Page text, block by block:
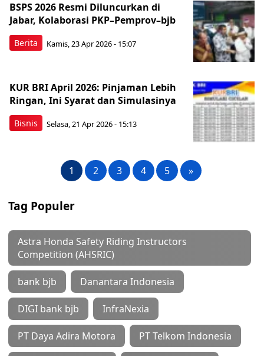
Berita
BSPS 2026 Resmi Diluncurkan di
Jabar, Kolaborasi PKP–Pemprov–bjb
Kamis, 23 Apr 2026 - 15:07
Bisnis
KUR BRI April 2026: Pinjaman Lebih
Ringan, Ini Syarat dan Simulasinya
Selasa, 21 Apr 2026 - 15:13
1 2 3 4 5 »
Tag Populer
Astra Honda Safety Riding Instructors
Competition (AHSRIC)
bank bjb Danantara Indonesia
DIGI bank bjb InfraNexia
PT Daya Adira Motora PT Telkom Indonesia